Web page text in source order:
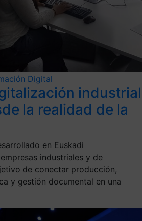
Digital
industrial
la realidad de la
en Euskadi
industriales y de
de conectar producción,
y gestión documental en una